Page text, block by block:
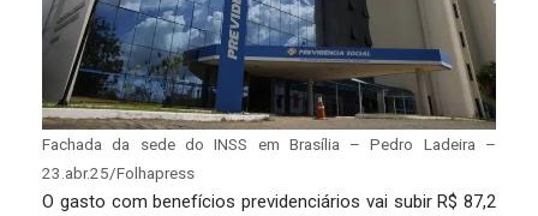
Fachada da sede do INSS em Brasília – Pedro Ladeira –
23.abr.25/Folhapress
O gasto com benefícios previdenciários vai subir R$ 87,2